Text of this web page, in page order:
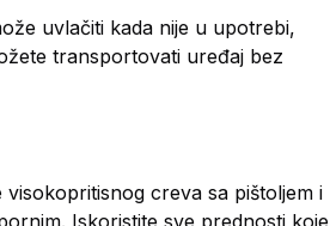
uvlačiti kada nije u upotrebi,
transportovati uređaj bez
creva sa pištoljem i
Iskoristite sve prednosti koje